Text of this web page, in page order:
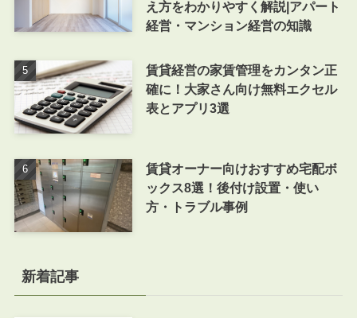
え方をわかりやすく解説|アパート
経営・マンション経営の知識
賃貸経営の家賃管理をカンタン正
確に！大家さん向け無料エクセル
表とアプリ3選
賃貸オーナー向けおすすめ宅配ボ
ックス8選！後付け設置・使い
方・トラブル事例
新着記事